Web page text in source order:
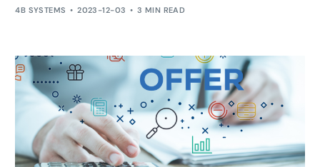
4B SYSTEMS 2023-12-03 3 MIN READ